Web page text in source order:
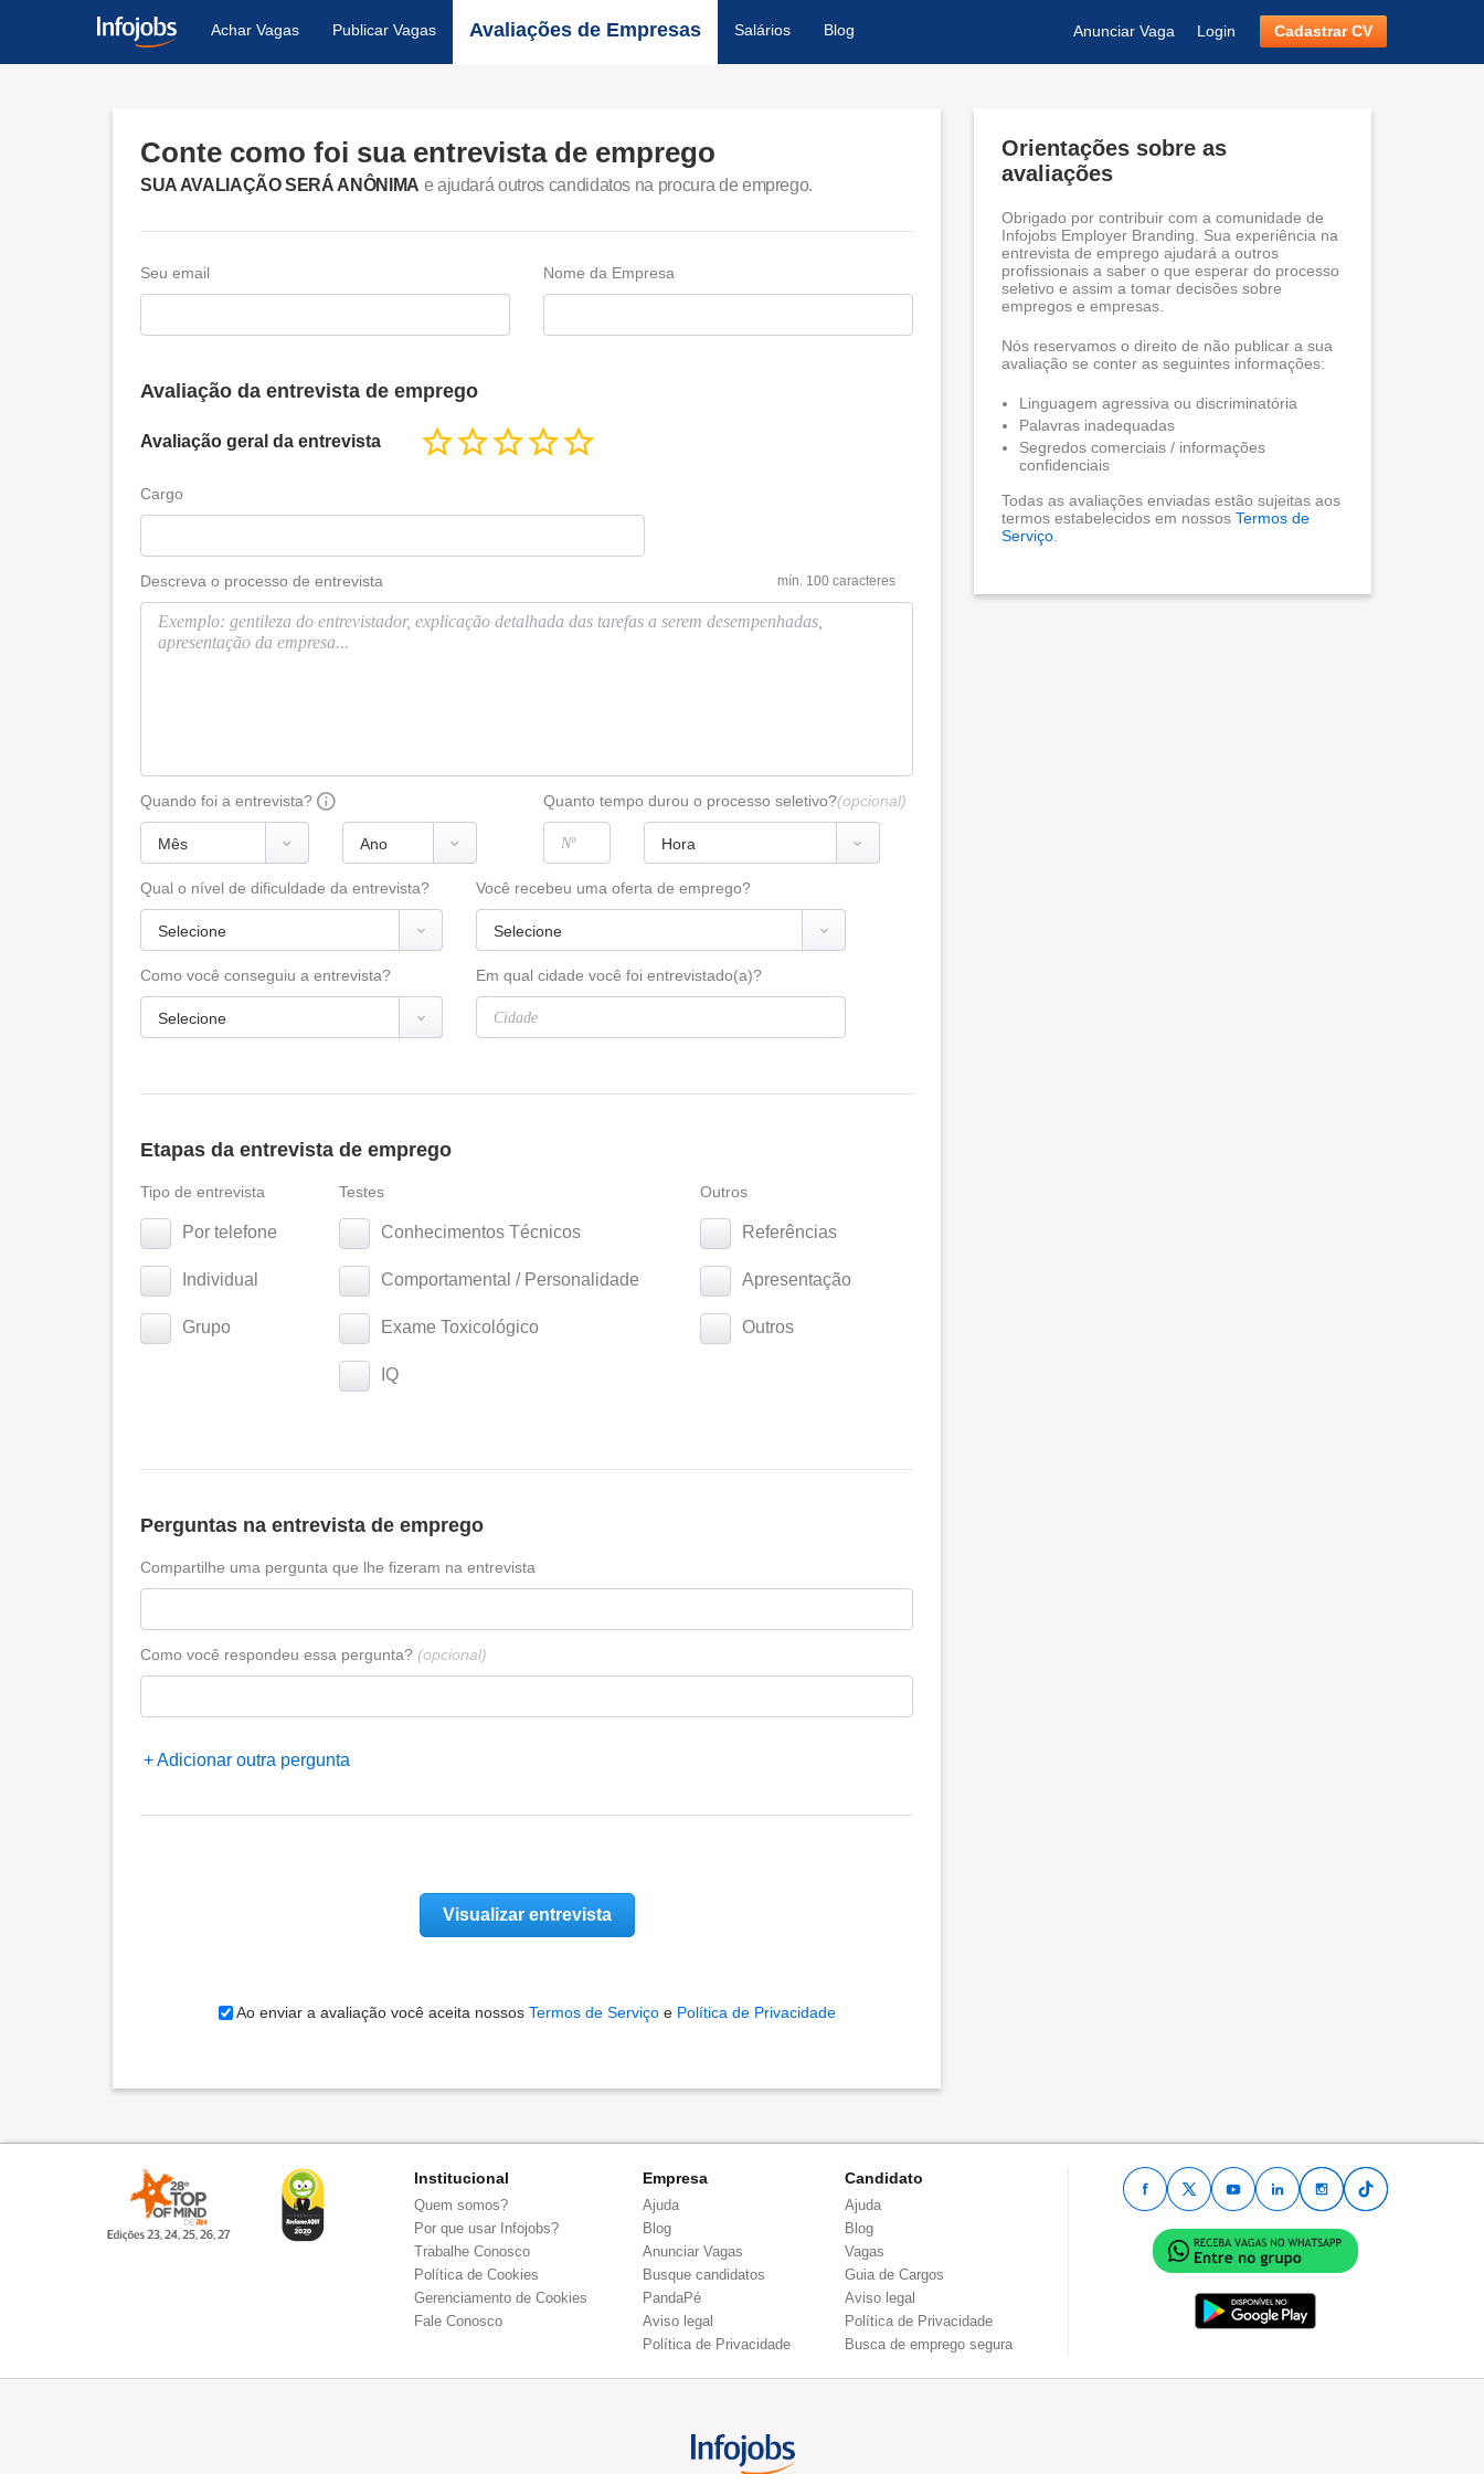
Achar Vagas Publicar Vagas Avaliações de Empresas Salários Blog Anunciar Vaga Login Cadastrar CV
Conte como foi sua entrevista de emprego
SUA AVALIAÇÃO SERÁ ANÔNIMA e ajudará outros candidatos na procura de emprego.
Seu email Nome da Empresa
Avaliação da entrevista de emprego
Avaliação geral da entrevista
Cargo
Descreva o processo de entrevista mín. 100 caracteres
Quando foi a entrevista? Quanto tempo durou o processo seletivo?(opcional)
Qual o nível de dificuldade da entrevista? Você recebeu uma oferta de emprego?
Como você conseguiu a entrevista? Em qual cidade você foi entrevistado(a)?
Etapas da entrevista de emprego
Tipo de entrevista
Por telefone
Individual
Grupo
Testes
Conhecimentos Técnicos
Comportamental / Personalidade
Exame Toxicológico
IQ
Outros
Referências
Apresentação
Outros
Perguntas na entrevista de emprego
Compartilhe uma pergunta que lhe fizeram na entrevista
Como você respondeu essa pergunta? (opcional)
Adicionar outra pergunta
Visualizar entrevista
Ao enviar a avaliação você aceita nossos Termos de Serviçoe Política de Privacidade
Orientações sobre as
avaliações
Obrigado por contribuir com a comunidade de
Infojobs Employer Branding. Sua experiência na
entrevista de emprego ajudará a outros
profissionais a saber o que esperar do processo
seletivo e assim a tomar decisões sobre
empregos e empresas.
Nós reservamos o direito de não publicar a sua
avaliação se conter as seguintes informações:
Linguagem agressiva ou discriminatória
Palavras inadequadas
Segredos comerciais / informações
confidenciais
Todas as avaliações enviadas estão sujeitas aos
termos estabelecidos em nossos Termos de
Serviço
Institucional
Quem somos?
Por que usar Infojobs?
Trabalhe Conosco
Política de Cookies
Gerenciamento de Cookies
Fale Conosco
Empresa
Ajuda
Blog
Anunciar Vagas
Busque candidatos
PandaPé
Aviso legal
Política de Privacidade
Candidato
Ajuda
Blog
Vagas
Guia de Cargos
Aviso legal
Política de Privacidade
Busca de emprego segura